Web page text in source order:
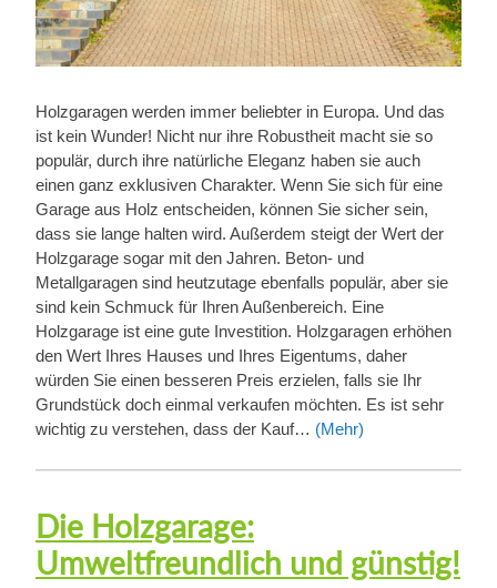
Holzgaragen werden immer beliebter in Europa. Und das
ist kein Wunder! Nicht nur ihre Robustheit macht sie so
populär, durch ihre natürliche Eleganz haben sie auch
einen ganz exklusiven Charakter. Wenn Sie sich für eine
Garage aus Holz entscheiden, können Sie sicher sein,
dass sie lange halten wird. Außerdem steigt der Wert der
Holzgarage sogar mit den Jahren. Beton- und
Metallgaragen sind heutzutage ebenfalls populär, aber sie
sind kein Schmuck für Ihren Außenbereich. Eine
Holzgarage ist eine gute Investition. Holzgaragen erhöhen
den Wert Ihres Hauses und Ihres Eigentums, daher
würden Sie einen besseren Preis erzielen, falls sie Ihr
Grundstück doch einmal verkaufen möchten. Es ist sehr
wichtig zu verstehen, dass der Kauf… (Mehr)
Die Holzgarage:
Umweltfreundlich und günstig!